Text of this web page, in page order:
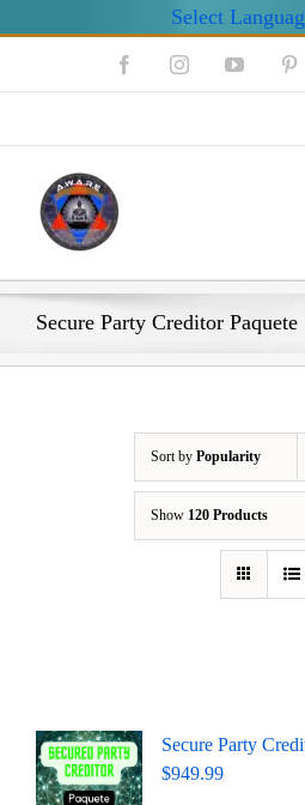
Select
FacebookInstagramYouTube
Secure Party Creditor Paquete
Sort by Popularity
Show 120 Products
Secure Party
$949.99